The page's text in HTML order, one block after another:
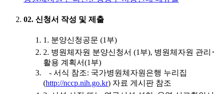
02. 신청서 작성 및 제출
1. 분양신청공문 (1부)
2. 병원체자원 분양신청서 (1부), 병원체자원 관리･
활용 계획서(1부)
- 서식 참조: 국가병원체자원은행 누리집
(http://nccp.nih.go.kr) 자료 게시판 참조